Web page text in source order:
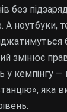
без
ноутбуки,
змінює
у кемпінгу
яка